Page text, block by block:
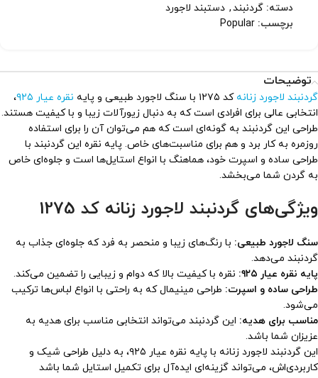
دسته: گردنبند, دستبند لاجورد
برچسب: Popular
توضیحات
گردنبند لاجورد زنانه کد ۱۲۷۵ با سنگ لاجورد طبیعی و پایه نقره عیار ۹۲۵
،
انتخابی عالی برای افرادی است که به دنبال زیورآلات زیبا و با کیفیت هستند.
طراحی این گردنبند به گونه‌ای است که هم می‌توان آن را برای استفاده
روزمره به کار برد و هم برای مناسبت‌های خاص. پایه نقره این گردنبند با
طراحی ساده و اسپرت خود، هماهنگ با انواع استایل‌ها است و جلوه‌ای خاص
به گردن شما می‌بخشد.
ویژگی‌های گردنبند لاجورد زنانه کد 1275
سنگ لاجورد طبیعی: با رنگ‌های زیبا و منحصر به فرد که جلوه‌ای جذاب به
گردنبند می‌دهد.
پایه نقره عیار ۹۲۵:
نقره با کیفیت بالا که دوام و زیبایی را تضمین می‌کند.
طراحی ساده و اسپرت: طراحی مینیمال که به راحتی با انواع لباس‌ها ترکیب
می‌شود.
مناسب برای هدیه: این گردنبند می‌تواند انتخابی مناسب برای هدیه به
عزیزان شما باشد.
این گردنبند لاجورد زنانه با پایه نقره عیار ۹۲۵، به دلیل طراحی شیک و
کاربردی‌اش، می‌تواند گزینه‌ای ایده‌آل برای تکمیل استایل شما باشد